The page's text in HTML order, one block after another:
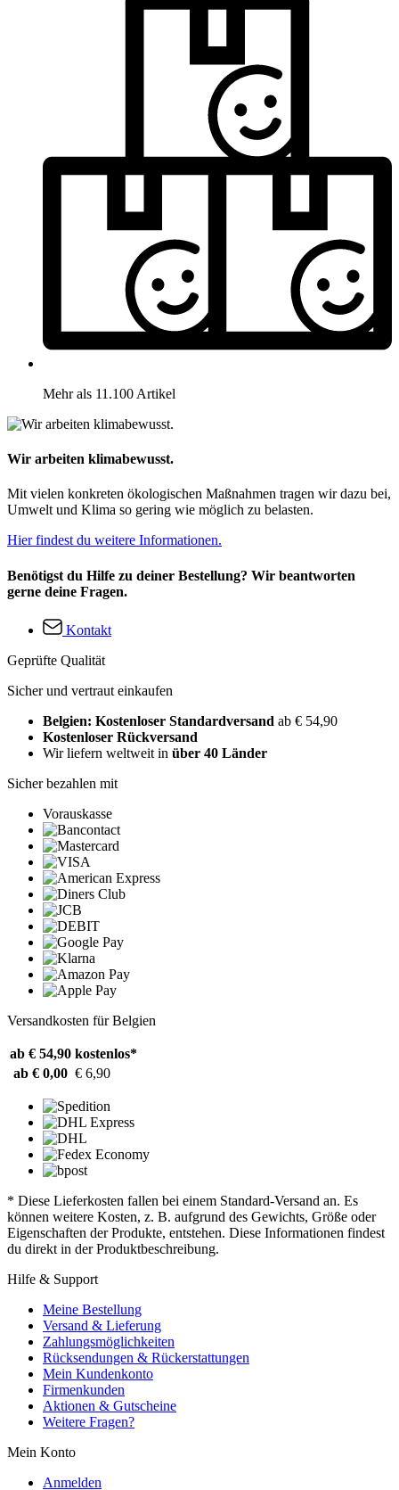
Mehr als 11.100 Artikel
Wir arbeiten klimabewusst.
Mit vielen konkreten ökologischen Maßnahmen tragen wir dazu bei,
Umwelt und Klima so gering wie möglich zu belasten.
Hier findest du weitere Informationen.
Benötigst du Hilfe zu deiner Bestellung? Wir beantworten
gerne deine Fragen.
Kontakt
Geprüfte Qualität
Sicher und vertraut einkaufen
Belgien: Kostenloser Standardversand ab € 54,90
Kostenloser Rückversand
Wir liefern weltweit in über 40 Länder
Sicher bezahlen mit
Vorauskasse
Versandkosten für Belgien
ab € 54,90 kostenlos*
ab € 0,00 € 6,90
* Diese Lieferkosten fallen bei einem Standard-Versand an. Es
können weitere Kosten, z. B. aufgrund des Gewichts, Größe oder
Eigenschaften der Produkte, entstehen. Diese Informationen findest
du direkt in der Produktbeschreibung.
Hilfe & Support
Meine Bestellung
Versand & Lieferung
Zahlungsmöglichkeiten
Rücksendungen & Rückerstattungen
Mein Kundenkonto
Firmenkunden
Aktionen & Gutscheine
Weitere Fragen?
Mein Konto
Anmelden